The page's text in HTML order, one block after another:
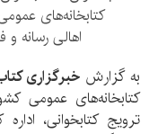
کتابخانه‌های
اهالی رسانه
به گزارش خبرگزاری
کتابخانه‌های عمومی
ترویج کتابخوانی،